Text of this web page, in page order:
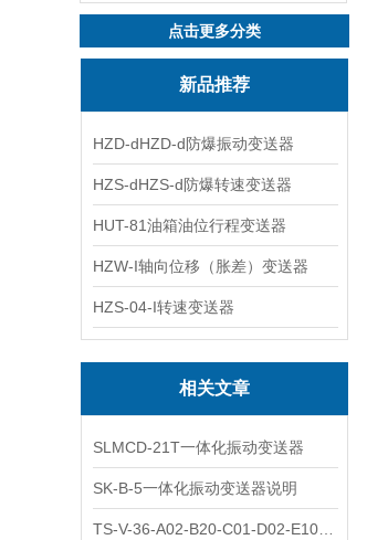
点击更多分类
新品推荐
HZD-dHZD-d防爆振动变送器
HZS-dHZS-d防爆转速变送器
HUT-81油箱油位行程变送器
HZW-I轴向位移（胀差）变送器
HZS-04-I转速变送器
相关文章
SLMCD-21T一体化振动变送器
SK-B-5一体化振动变送器说明